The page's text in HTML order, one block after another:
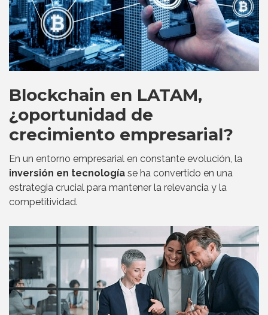
Blockchain en LATAM,
¿oportunidad de
crecimiento empresarial?
En un entorno empresarial en constante evolución, la
inversión en tecnología se ha convertido en una
estrategia crucial para mantener la relevancia y la
competitividad.